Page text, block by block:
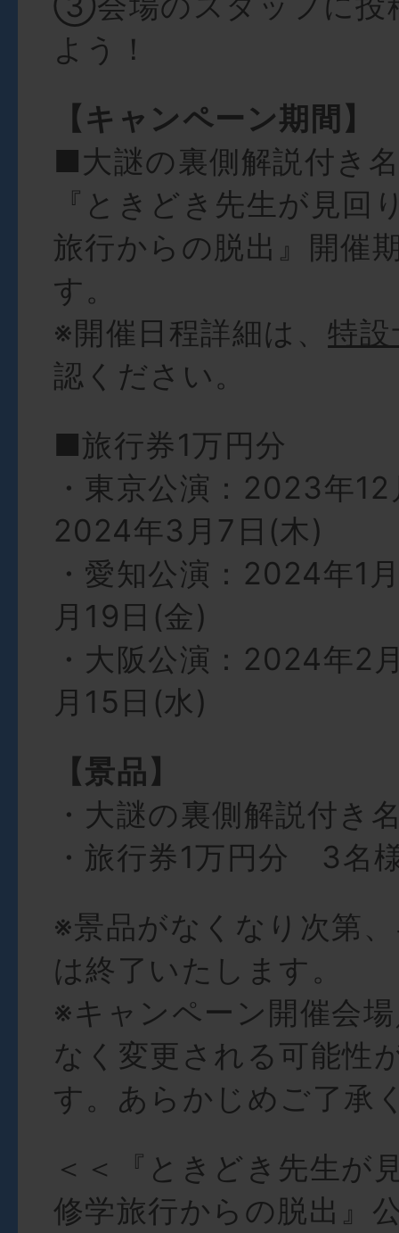
よう！
【キャンペーン期間】
■大謎の裏側解説付き
『ときどき先生が見回
旅行からの脱出』開催
す。
※開催日程詳細は、特
認ください。
■旅行券1万円分
・東京公演：2023年
2024年3月7日(木)
・愛知公演：2024年1
月19日(金)
・大阪公演：2024年2
月15日(水)
【景品】
・大謎の裏側解説付き
・旅行券1万円分 3名
※景品がなくなり次第
は終了いたします。
※キャンペーン開催会
なく変更される可能性
す。あらかじめご了承
＜＜『ときどき先生が
修学旅行からの脱出』